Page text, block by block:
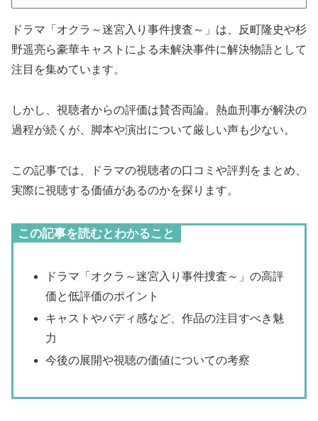
ドラマ「オクラ～迷宮入り事件捜査～」は、反町隆史や杉
野遥亮ら豪華キャストによる未解決事件に解決物語として
注目を集めています。
しかし、視聴者からの評価は賛否両論。熱血刑事が解決の
過程が続くが、脚本や演出について厳しい声も少ない。
この記事では、ドラマの視聴者の口コミや評判をまとめ、
実際に視聴する価値があるのか​​を探ります。
この記事を読むとわかること
ドラマ「オクラ～迷宮入り事件捜査～」の高評
価と低評価のポイント
キャストやバディ感など、作品の注目すべき魅
力
今後の展開や視聴の価値についての考察